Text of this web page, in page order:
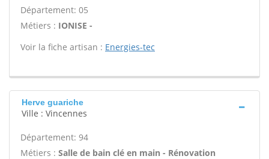
Département: 05
Métiers : IONISE -
Voir la fiche artisan : Energies-tec
Herve guariche
Ville : Vincennes
Département: 94
Métiers : Salle de bain clé en main - Rénovation